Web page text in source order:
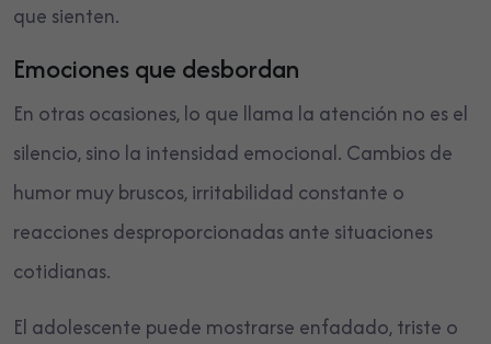
que sienten.
Emociones que desbordan
En otras ocasiones, lo que llama la atención no es el
silencio, sino la intensidad emocional. Cambios de
humor muy bruscos, irritabilidad constante o
reacciones desproporcionadas ante situaciones
cotidianas.
El adolescente puede mostrarse enfadado, triste o